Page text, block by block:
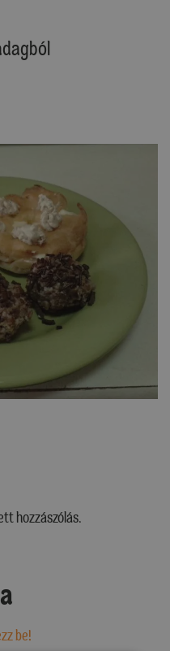
hozzászólás.
be!